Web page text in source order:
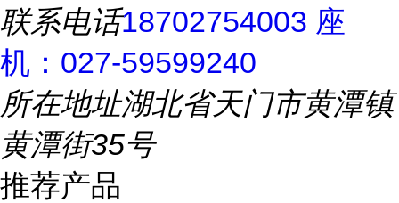
联系电话18702754003 座
机：027-59599240
所在地址湖北省天门市黄潭镇
黄潭街35号
推荐产品